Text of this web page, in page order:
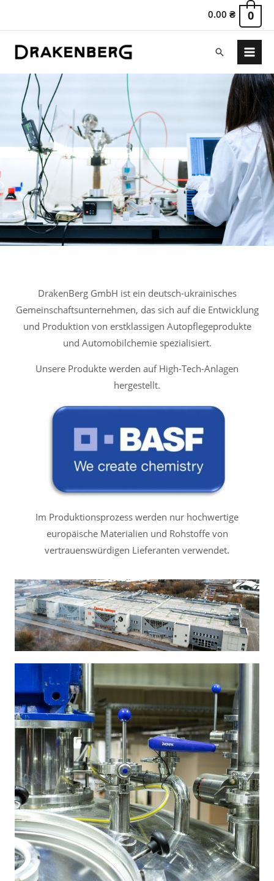
0.00₴ 0
DrakenBerg GmbH ist ein deutsch-ukrainisches
Gemeinschaftsunternehmen, das sich auf die Entwicklung
und Produktion von erstklassigen Autopflegeprodukte
und Automobilchemie spezialisiert.
Unsere Produkte werden auf High-Tech-Anlagen
hergestellt.
Im Produktionsprozess werden nur hochwertige
europäische Materialien und Rohstoffe von
vertrauenswürdigen Lieferanten verwendet.